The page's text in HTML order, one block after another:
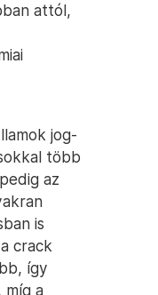
attól,
jog-
több
az
is
crack
így
a